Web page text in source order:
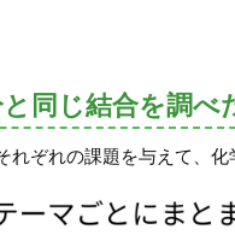
と同じ結合を調
れぞれの課題を与えて、